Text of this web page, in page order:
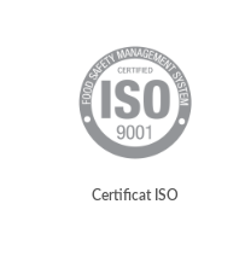
Certificat ISO